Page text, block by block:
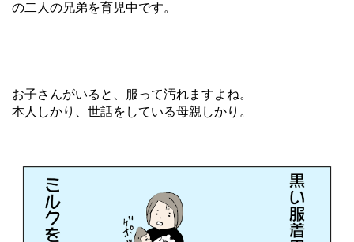
の二人の兄弟を育児中です。
お子さんがいると、服って汚れますよね。
本人しかり、世話をしている母親しかり。